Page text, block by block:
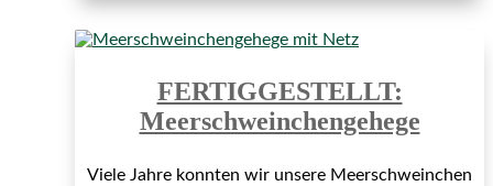
FERTIGGESTELLT:
Meerschweinchengehege
Viele Jahre konnten wir unsere Meerschweinchen